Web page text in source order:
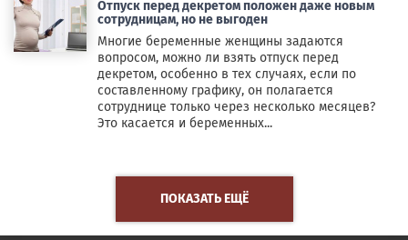
Отпуск перед декретом положен даже новым
сотрудницам, но не выгоден
Многие беременные женщины задаются
вопросом, можно ли взять отпуск перед
декретом, особенно в тех случаях, если по
составленному графику, он полагается
сотруднице только через несколько месяцев?
Это касается и беременных...
ПОКАЗАТЬ ЕЩЁ